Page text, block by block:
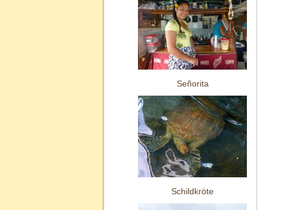
Señorita
Schildkröte